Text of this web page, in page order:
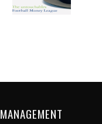
MANAGEMENT